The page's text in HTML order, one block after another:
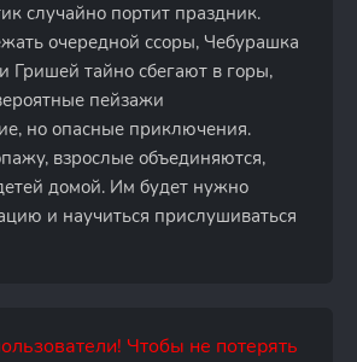
случайно портит праздник.
очередной ссоры, Чебурашка
Гришей тайно сбегают в горы,
пейзажи
но опасные приключения.
взрослые объединяются,
домой. Им будет нужно
и научиться прислушиваться
Чтобы не потерять